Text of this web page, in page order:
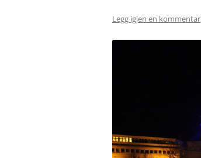
Legg igjen en kommentar